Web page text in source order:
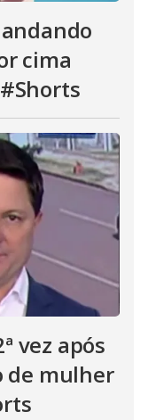
cima
vez após
de mulher